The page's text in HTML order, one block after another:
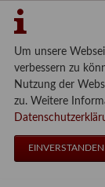
Um unsere
verbessern zu
Nutzung der
zu. Weitere
EINVERSTANDEN